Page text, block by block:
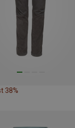
38%